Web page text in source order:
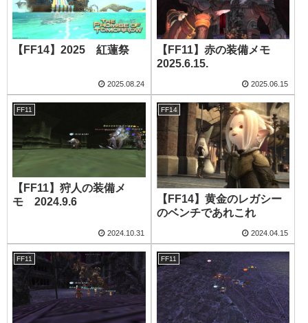
【FF14】2025 紅蓮祭
2025.08.24
【FF11】赤の装備メモ
2025.6.15.
2025.06.15
FF11
【FF11】狩人の装備メ
モ 2024.9.6
2024.10.31
FF14
【FF14】黄金のレガシー
のベンチであれこれ
2024.04.15
FF11 FF11